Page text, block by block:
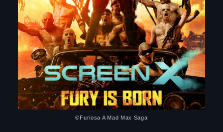
©︎Furiosa A Mad Max Saga